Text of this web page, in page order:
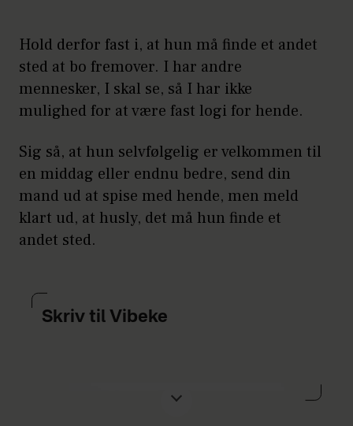
Hold derfor fast i, at hun må finde et andet
sted at bo fremover. I har andre
mennesker, I skal se, så I har ikke
mulighed for at være fast logi for hende.
Sig så, at hun selvfølgelig er velkommen til
en middag eller endnu bedre, send din
mand ud at spise med hende, men meld
klart ud, at husly, det må hun finde et
andet sted.
Skriv til Vibeke